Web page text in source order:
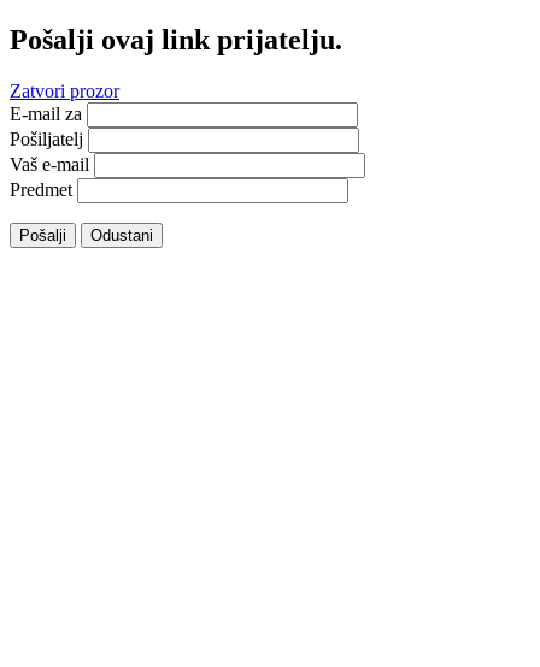
Pošalji ovaj link prijatelju.
Zatvori prozor
E-mail za
Pošiljatelj
Vaš e-mail
Predmet
Pošalji Odustani